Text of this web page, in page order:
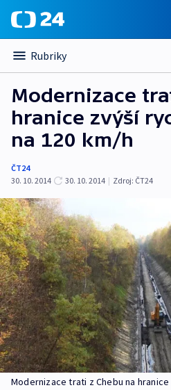
Rubriky
Modernizace
hranice zvýší
na 120 km/h
ČT24
30. 10. 2014
30. 10. 2014 | Zdroj: ČT24
Modernizace trati z Chebu na hranice